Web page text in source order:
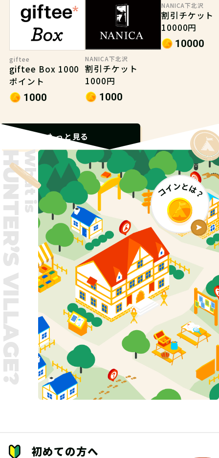
giftee
giftee Box 1000
ポイント
1000
NANICA下北沢
割引チケット
1000円
1000
NANICA下北沢
割引チケット
10000円
10000
もっと見る
What is
VILLAGE?
初めての方へ